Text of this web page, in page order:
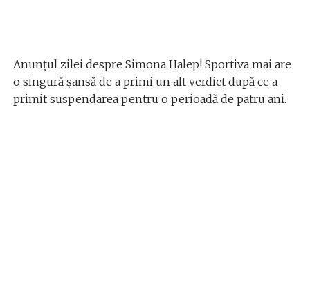
Anunțul zilei despre Simona Halep! Sportiva mai are
o singură șansă de a primi un alt verdict după ce a
primit suspendarea pentru o perioadă de patru ani.